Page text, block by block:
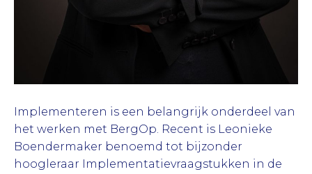
Implementeren is een belangrijk onderdeel van
het werken met BergOp. Recent is Leonieke
Boendermaker benoemd tot bijzonder
hoogleraar Implementatievraagstukken in de